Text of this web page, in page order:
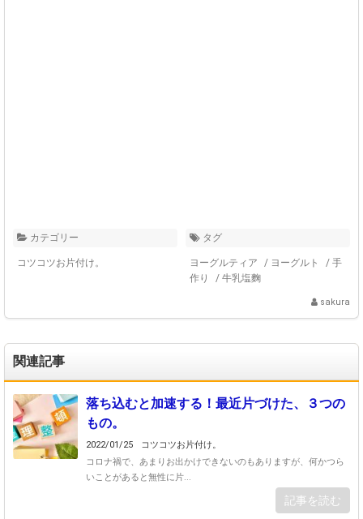
カテゴリー
コツコツお片付け。
タグ
ヨーグルティア / ヨーグルト / 手
作り
/ 牛乳塩麴
sakura
関連記事
落ち込むと加速する！最近片づけた、３つの
もの。
2022/01/25
コツコツお片付け。
コロナ禍で、あまりお出かけできないのもありますが、何かつら
いことがあると無性に片...
記事を読む